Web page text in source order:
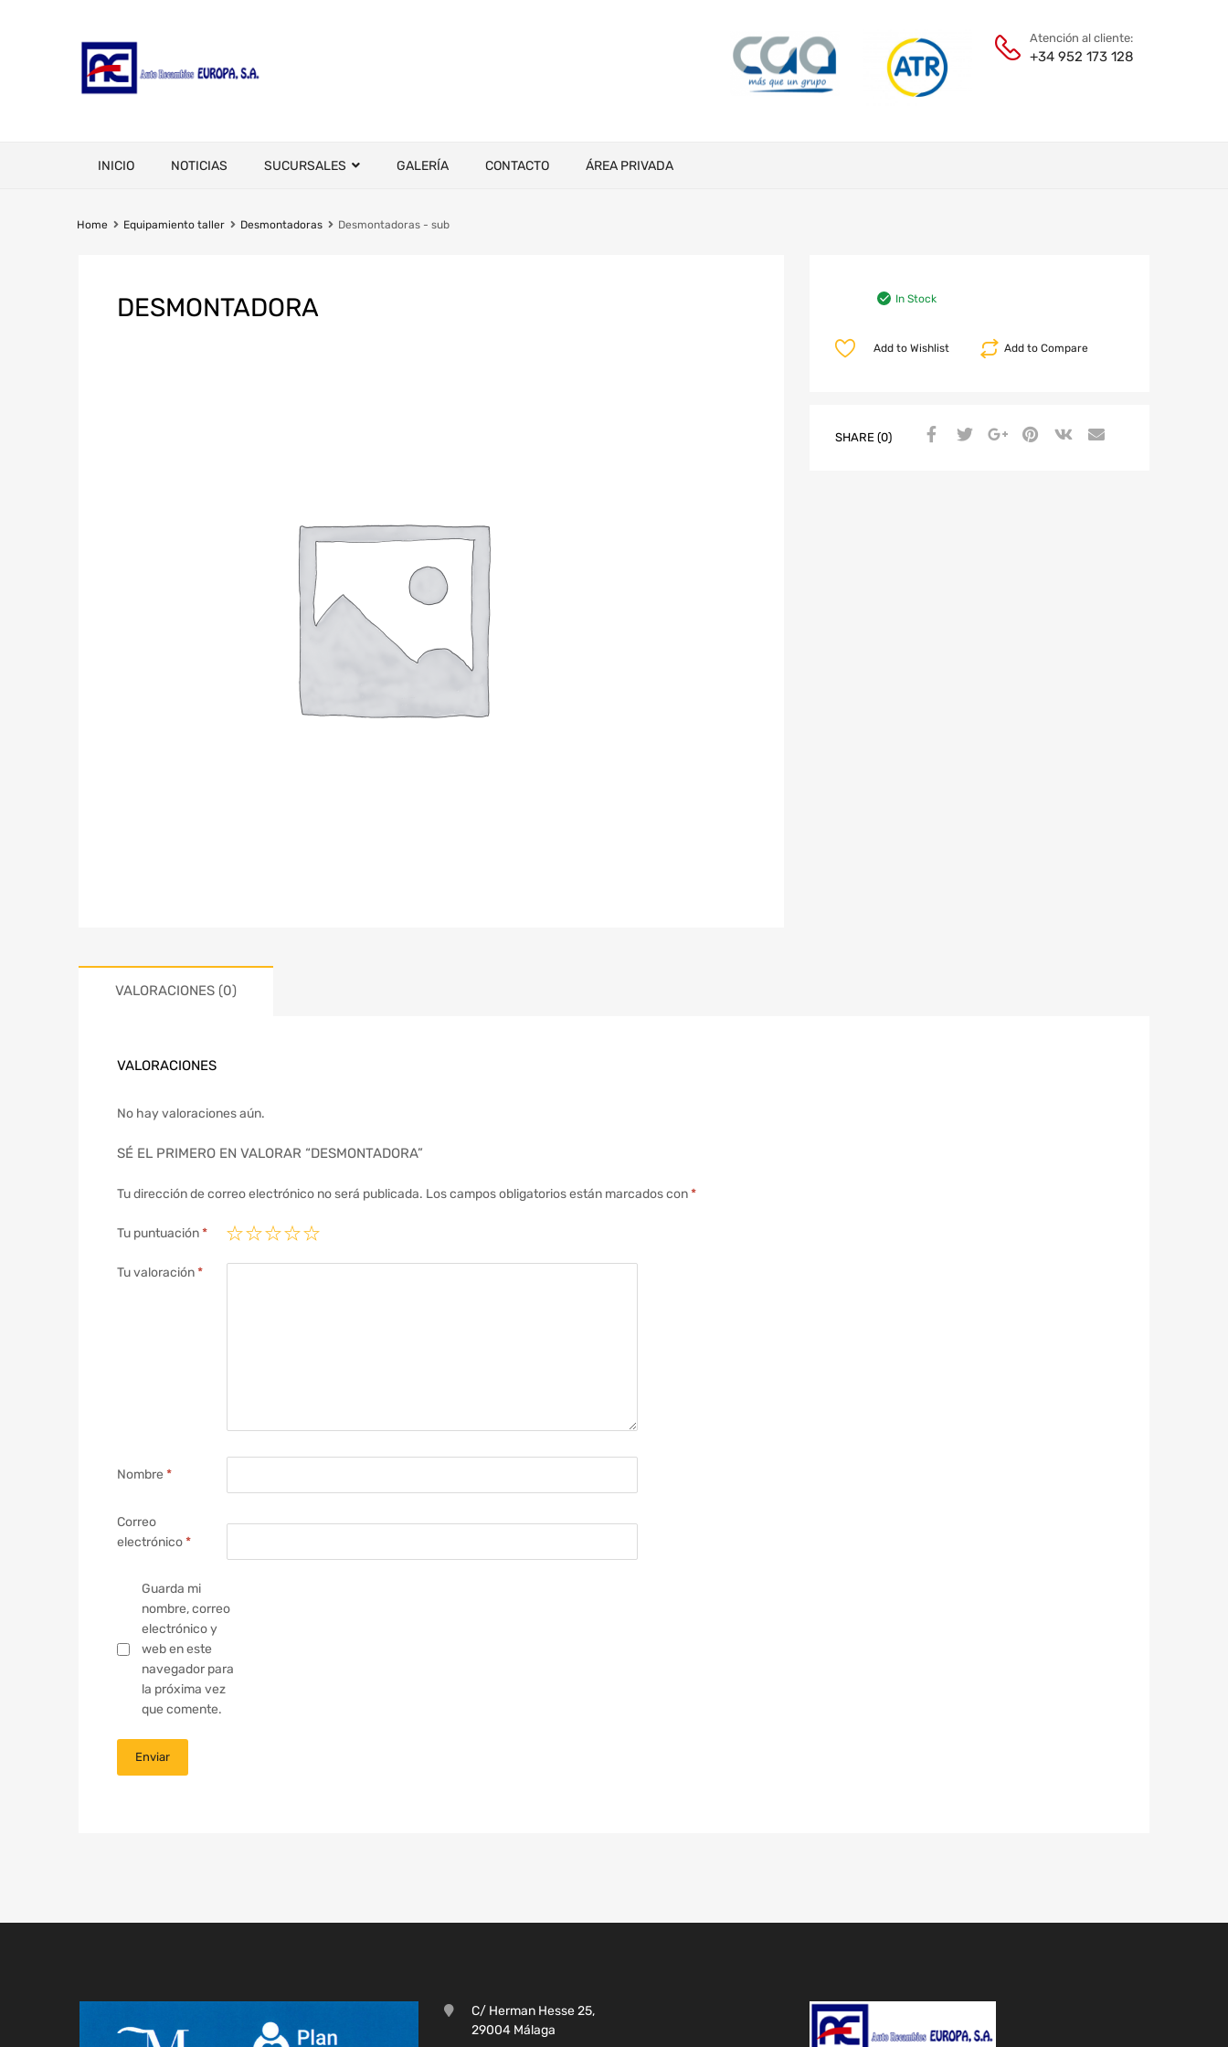
Atención al cliente:
+34 952 173 128
INICIO NOTICIAS SUCURSALES GALERÍA CONTACTO ÁREA PRIVADA
Home Equipamiento taller Desmontadoras Desmontadoras - sub
DESMONTADORA In Stock
Add to Compare
Add to Wishlist
SHARE (0)
VALORACIONES (0)
VALORACIONES
No hay valoraciones aún.
SÉ EL PRIMERO EN VALORAR “DESMONTADORA”
Tu dirección de correo electrónico no será publicada. Los campos obligatorios están marcados con*
Tu puntuación*
Tu valoración*
Nombre *
Correo
electrónico*
Guarda mi
nombre, correo
electrónico y
web en este
navegador para
la próxima vez
que comente.
C/ Herman Hesse 25,
29004 Málaga